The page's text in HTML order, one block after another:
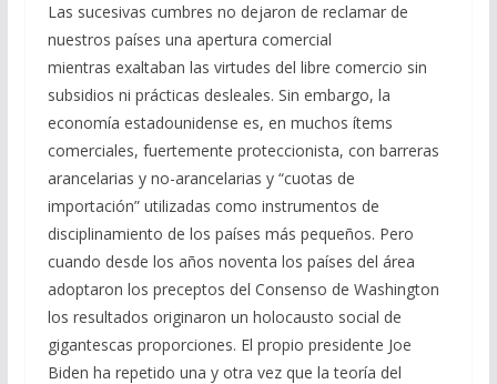
Las sucesivas cumbres no dejaron de reclamar de
nuestros países una apertura comercial
mientras exaltaban las virtudes del libre comercio sin
subsidios ni prácticas desleales. Sin embargo, la
economía estadounidense es, en muchos ítems
comerciales, fuertemente proteccionista, con barreras
arancelarias y no-arancelarias y “cuotas de
importación” utilizadas como instrumentos de
disciplinamiento de los países más pequeños. Pero
cuando desde los años noventa los países del área
adoptaron los preceptos del Consenso de Washington
los resultados originaron un holocausto social de
gigantescas proporciones. El propio presidente Joe
Biden ha repetido una y otra vez que la teoría del